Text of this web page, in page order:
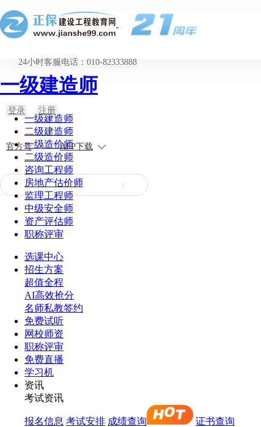
24小时客服电话：010-82333888
登录 注册
官方号 APP下载
一级建造师
一级建造师
二级建造师
一级造价师
二级造价师
咨询工程师
房地产估价师
监理工程师
中级安全师
资产评估师
职称评审
选课中心
招生方案
超值全程
AI高效抢分
名师私教签约
免费试听
网校师资
职称评审
免费直播
学习机
资讯
考试资讯
报名信息 考试安排 成绩查询
证书查询